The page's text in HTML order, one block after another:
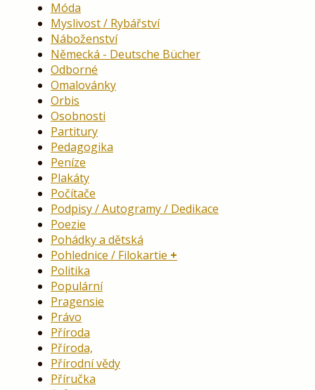
Móda
Myslivost / Rybářství
Náboženství
Německá - Deutsche Bücher
Odborné
Omalovánky
Orbis
Osobnosti
Partitury
Pedagogika
Peníze
Plakáty
Počítače
Podpisy / Autogramy / Dedikace
Poezie
Pohádky a dětská
Pohlednice / Filokartie
Politika
Populární
Pragensie
Právo
Příroda
Příroda,
Přírodní vědy
Příručka